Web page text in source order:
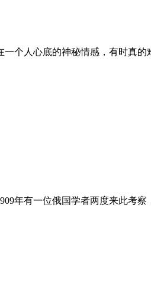
个人心底的神秘情感，有时真
年有一位俄国学者两度来此考